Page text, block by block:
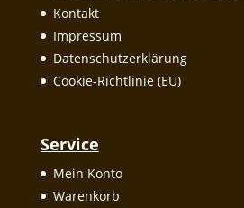
Kontakt
Impressum
Datenschutzerklärung
Cookie-Richtlinie (EU)
Service
Mein Konto
Warenkorb